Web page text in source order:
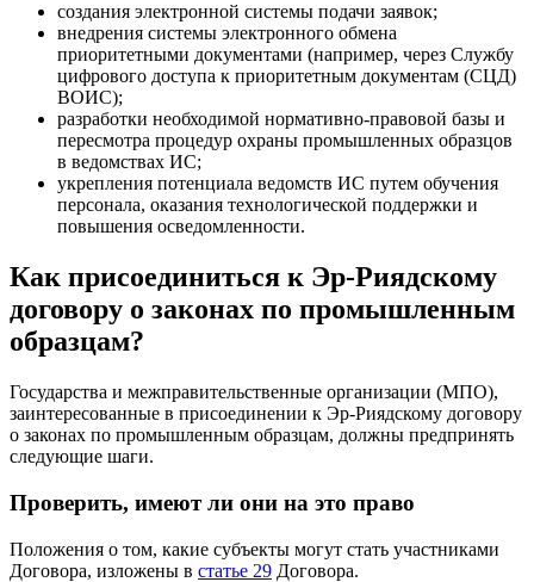
создания электронной системы подачи заявок;
внедрения системы электронного обмена
приоритетными документами (например, через Службу
цифрового доступа к приоритетным документам (СЦД)
ВОИС);
разработки необходимой нормативно-правовой базы и
пересмотра процедур охраны промышленных образцов
в ведомствах ИС;
укрепления потенциала ведомств ИС путем обучения
персонала, оказания технологической поддержки и
повышения осведомленности.
Как присоединиться к Эр-Риядскому
договору о законах по промышленным
образцам?
Государства и межправительственные организации (МПО),
заинтересованные в присоединении к Эр-Риядскому договору
о законах по промышленным образцам, должны предпринять
следующие шаги.
Проверить, имеют ли они на это право
Положения о том, какие субъекты могут стать участниками
Договора, изложены в статье 29 Договора.